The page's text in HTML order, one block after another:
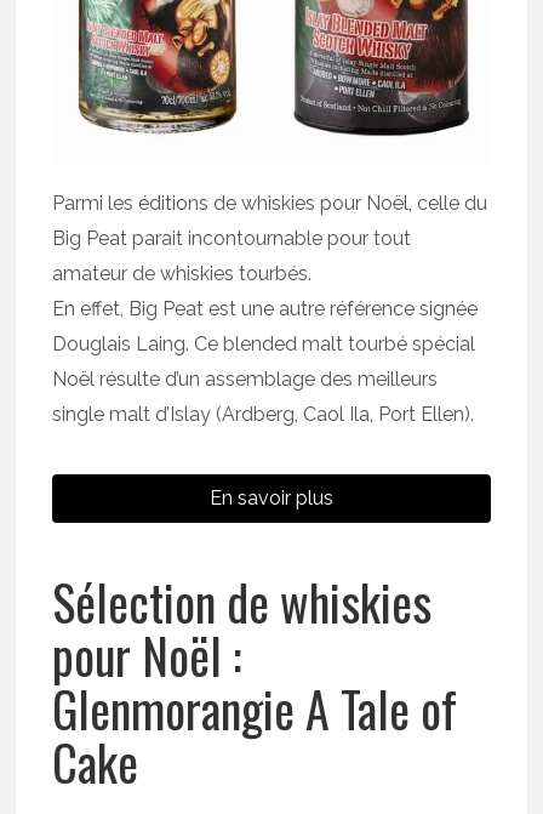
Parmi les éditions de whiskies pour Noël, celle du
Big Peat parait incontournable pour tout
amateur de whiskies tourbés.
En effet, Big Peat est une autre référence signée
Douglais Laing. Ce blended malt tourbé spécial
Noël résulte d’un assemblage des meilleurs
single malt d’Islay (Ardberg, Caol Ila, Port Ellen).
En savoir plus
Sélection de whiskies
pour Noël :
Glenmorangie A Tale of
Cake